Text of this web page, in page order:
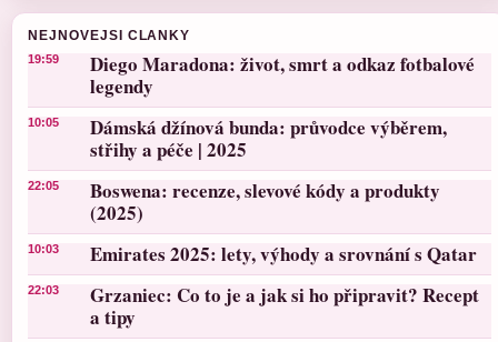
NEJNOVEJSI CLANKY
19:59
Diego Maradona: život, smrt a odkaz fotbalové
legendy
10:05
Dámská džínová bunda: průvodce výběrem,
střihy a péče | 2025
22:05
Boswena: recenze, slevové kódy a produkty
(2025)
10:03 Emirates 2025: lety, výhody a srovnání s Qatar
22:03
Grzaniec: Co to je a jak si ho připravit? Recept
a tipy